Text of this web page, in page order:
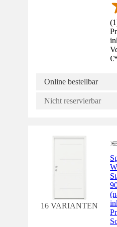
(1
€
Online bestellbar
Nicht reservierbar
16 VARIANTEN